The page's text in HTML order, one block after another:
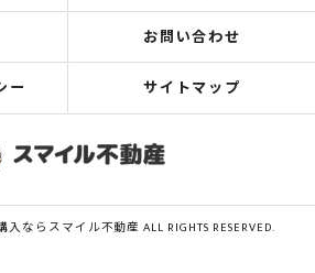
お問い合わせ
ー サイトマップ
ならスマイル不動産 ALL RIGHTS RESERVED.